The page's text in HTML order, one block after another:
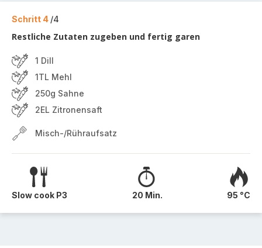
Schritt 4 /4
Restliche Zutaten zugeben und fertig garen
1 Dill
1TL Mehl
250g Sahne
2EL Zitronensaft
Misch-/Rühraufsatz
Slow cook P3 20 Min. 95 °C